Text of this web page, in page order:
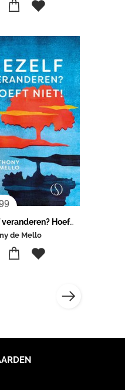
Jezelf veranderen? Hoeft niet!
de Mello